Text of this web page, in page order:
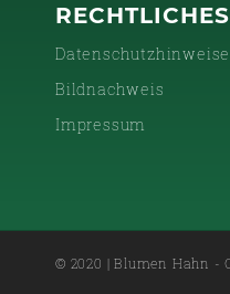
RECHTLICHES
Datenschutzhinweise
Bildnachweis
Impressum
© 2020 | Blumen Hahn -